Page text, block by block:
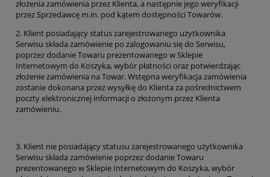
złożenia zamówienia przez Klienta, a następnie jego weryfikacji
przez Sprzedawcę m.in. pod kątem dostępności Towarów.
2. Klient posiadający status zarejestrowanego użytkownika
Serwisu składa zamówienie po zalogowaniu się do Serwisu,
poprzez dodanie Towaru prezentowanego w Sklepie
Internetowym do Koszyka, wybór płatności oraz potwierdzając
złożenie zamówienia na Towar. Wstępna weryfikacja zamówienia
zostanie dokonana przez wysyłkę do Klienta za pośrednictwem
poczty elektronicznej informacji o złożonym przez Klienta
zamówieniu.
3. Klient nie posiadający statusu zarejestrowanego użytkownika
Serwisu składa zamówienie poprzez dodanie Towaru
prezentowanego w Sklepie Internetowym do Koszyka, wybór